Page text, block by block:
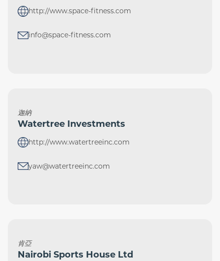
http://www.space-fitness.com
info@space-fitness.com
迦納
Watertree Investments
http://www.watertreeinc.com
yaw@watertreeinc.com
肯亞
Nairobi Sports House Ltd